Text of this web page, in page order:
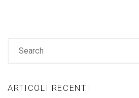
ARTICOLI RECENTI